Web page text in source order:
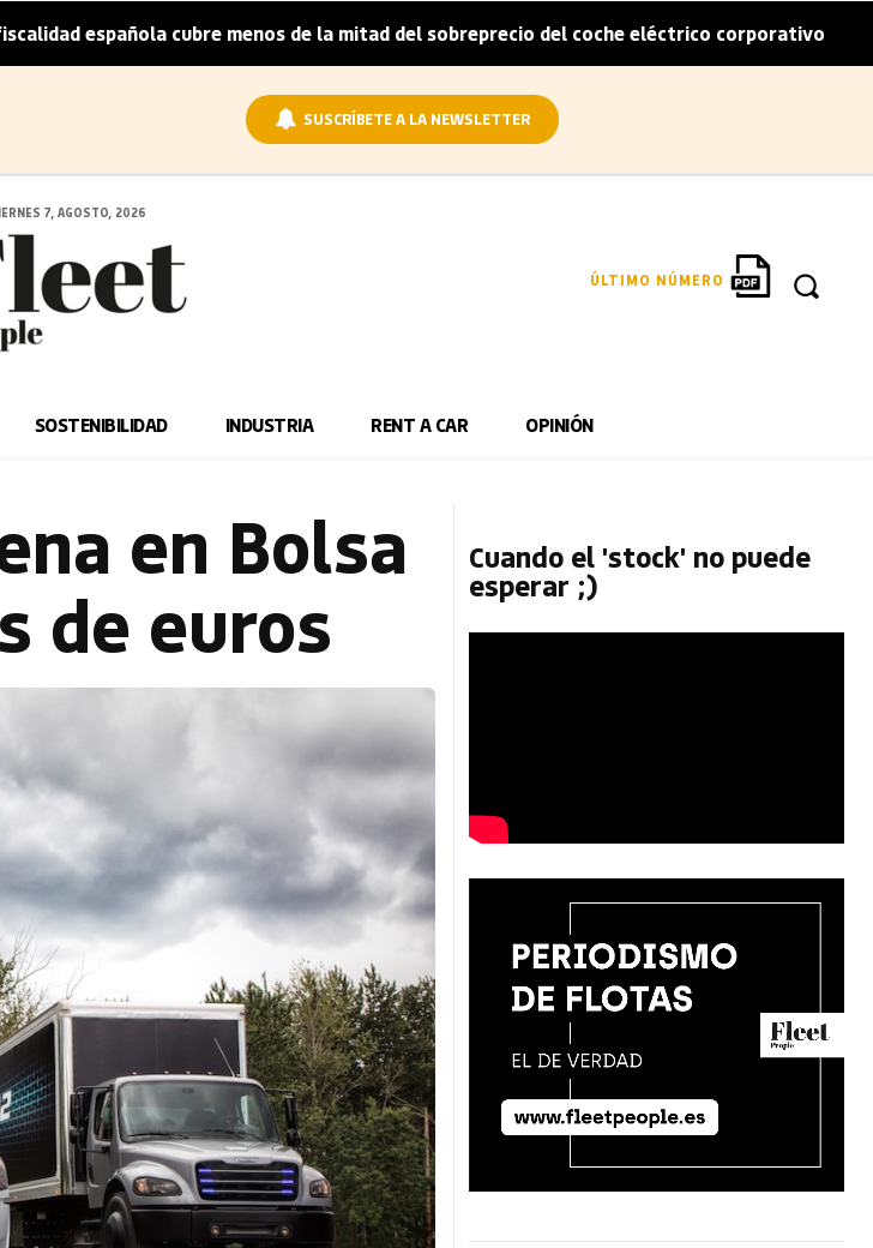
cubre menos de la mitad del sobreprecio del coche eléctrico corporativo | Arval
SUSCRÍBETE A LA NEWSLETTER
7, AGOSTO, 2026
ÚLTIMO NÚMERO
SOSTENIBILIDAD INDUSTRIA RENT A CAR OPINIÓN
en Bolsa
de euros
Cuando el 'stock' no puede
esperar ;)